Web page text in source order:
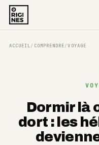
ACCUEIL / COMPRENDRE /VOYAGE
Dormir là
dort : les